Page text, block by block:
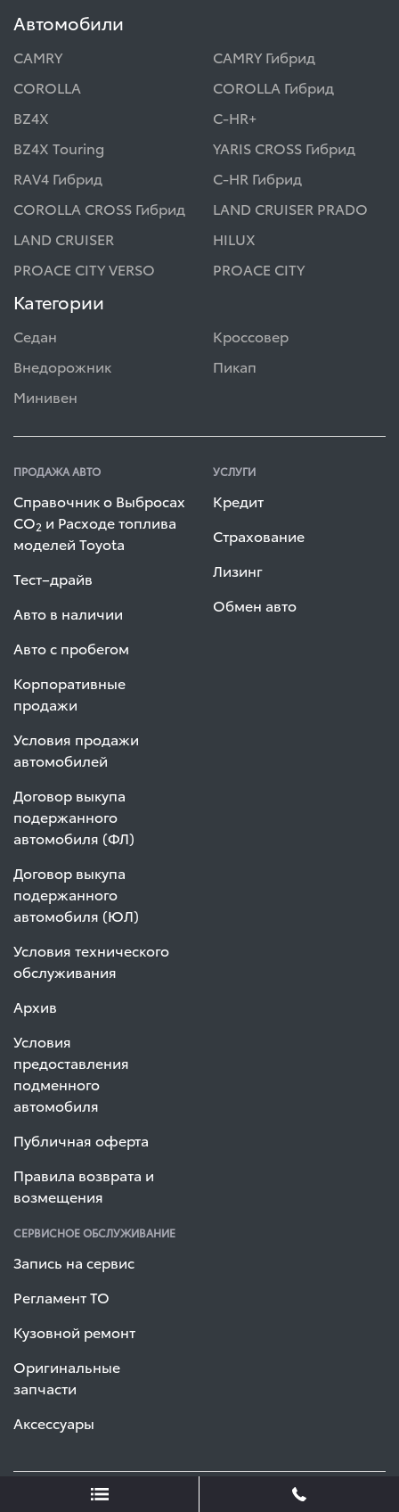
Автомобили
CAMRY
CAMRY Гибрид
COROLLA
COROLLA Гибрид
BZ4X
C-HR+
BZ4X Touring
YARIS CROSS Гибрид
RAV4 Гибрид
C-HR Гибрид
COROLLA CROSS Гибрид
LAND CRUISER PRADO
LAND CRUISER
HILUX
PROACE CITY VERSO
PROACE CITY
Категории
Седан
Кроссовер
Внедорожник
Пикап
Минивен
ПРОДАЖА АВТО
Справочник о Выбросах
СО2 и Расходе топлива
моделей Toyota
Тест–драйв
Авто в наличии
Авто с пробегом
Корпоративные
продажи
Условия продажи
автомобилей
Договор выкупа
подержанного
автомобиля (ФЛ)
Договор выкупа
подержанного
автомобиля (ЮЛ)
Условия технического
обслуживания
Архив
Условия
предоставления
подменного
автомобиля
Публичная оферта
Правила возврата и
возмещения
УСЛУГИ
Кредит
Страхование
Лизинг
Обмен авто
СЕРВИСНОЕ ОБСЛУЖИВАНИЕ
Запись на сервис
Регламент ТО
Кузовной ремонт
Оригинальные
запчасти
Аксессуары
© 2026 Тойота Центр Киев «ВИДИ Автострада». Все